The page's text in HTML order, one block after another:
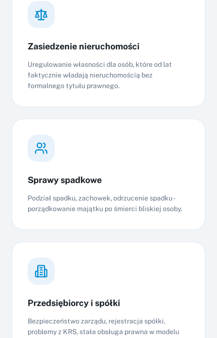
Zasiedzenie nieruchomości
Uregulowanie własności dla osób, które od lat
faktycznie władają nieruchomością bez
formalnego tytułu prawnego.
Sprawy spadkowe
Podział spadku, zachowek, odrzucenie spadku -
porządkowanie majątku po śmierci bliskiej osoby.
Przedsiębiorcy i spółki
Bezpieczeństwo zarządu, rejestracja spółki,
problemy z KRS, stała obsługa prawna w modelu